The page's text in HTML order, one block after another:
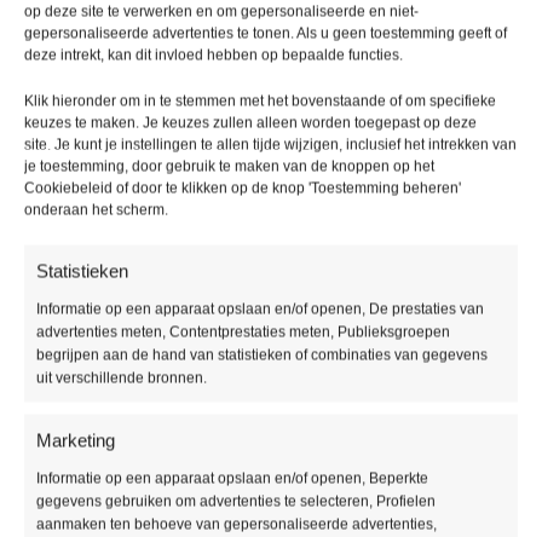
op deze site te verwerken en om gepersonaliseerde en niet-
gepersonaliseerde advertenties te tonen. Als u geen toestemming geeft of
deze intrekt, kan dit invloed hebben op bepaalde functies.
Klik hieronder om in te stemmen met het bovenstaande of om specifieke
keuzes te maken. Je keuzes zullen alleen worden toegepast op deze
site. Je kunt je instellingen te allen tijde wijzigen, inclusief het intrekken van
je toestemming, door gebruik te maken van de knoppen op het
Cookiebeleid of door te klikken op de knop 'Toestemming beheren'
onderaan het scherm.
Statistieken
Informatie op een apparaat opslaan en/of openen, De prestaties van
advertenties meten, Contentprestaties meten, Publieksgroepen
begrijpen aan de hand van statistieken of combinaties van gegevens
uit verschillende bronnen.
Marketing
Informatie op een apparaat opslaan en/of openen, Beperkte
gegevens gebruiken om advertenties te selecteren, Profielen
aanmaken ten behoeve van gepersonaliseerde advertenties,
vochtfolie te plaatsen als de ondergrond zeer vlak is,
aangezien de vloer reeds is voorzien van een eigen
Handig om te weten
Houdt u rekening met 5 tot 10% snijverlies?
Mocht u nog specifieke wensen hebben, vermeld deze dan
bij de opmerkingen.
Levering
binnen
48 uur
Ruime
assortiment
Specialisten
Kwaliteit
gegarandeerd
Producteigenschappen
Soort vloer:Rigid Click